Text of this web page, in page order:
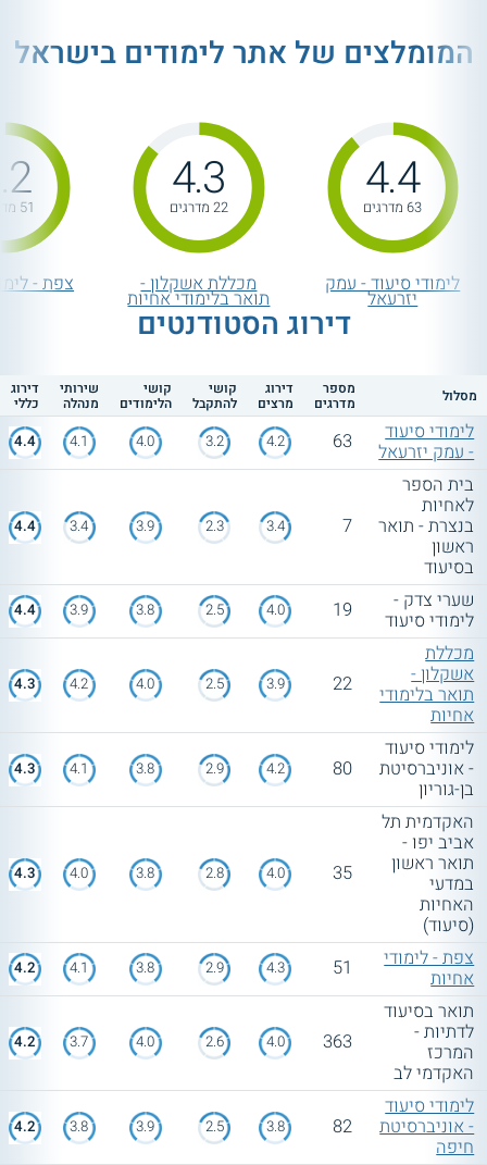
המומלצים של אתר לימודים בישראל
4.4
63 מדרגים
לימודי סיעוד - עמק
יזרעאל
4.3
22 מדרגים
מכללת אשקלון -
תואר בלימודי אחיות
51 מדרגים
צפת -
דירוג הסטודנטים
מסלול מספר
מדרגים
דירוג
מרצים
קושי
להתקבל
קושי
הלימודים
שירותי
מנהלה
דירוג
כללי
לימודי סיעוד
- עמק יזרעאל 63
4.2
3.2
4.0
4.1
4.4
בית הספר
לאחיות
בנצרת - תואר
ראשון
בסיעוד
7
3.4
2.3
3.9
3.4
4.4
שערי צדק -
לימודי סיעוד 19
4.0
2.5
3.8
3.9
4.4
מכללת
אשקלון -
תואר בלימודי
אחיות
22
3.9
2.5
4.0
4.2
4.3
לימודי סיעוד
- אוניברסיטת
בן-גוריון
80
4.2
2.9
3.8
4.1
4.3
האקדמית תל
אביב יפו -
תואר ראשון
במדעי
האחיות
(סיעוד)
35
4.0
2.8
3.8
4.0
4.3
צפת - לימודי
אחיות 51
4.3
2.9
3.8
4.1
4.2
תואר בסיעוד
לדתיות -
המרכז
האקדמי לב
363
4.0
2.6
4.0
3.7
4.2
לימודי סיעוד
- אוניברסיטת
חיפה
82
3.8
2.5
3.9
3.8
4.2